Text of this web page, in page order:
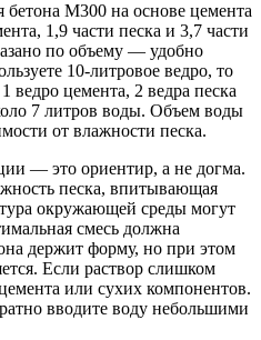
М300 на основе цемента
1,9 части песка и 3,7 части
по объему — удобно
10-литровое ведро, то
ведро цемента, 2 ведра песка
7 литров воды. Объем воды
от влажности песка.
— это ориентир, а не догма.
песка, впитывающая
окружающей среды могут
смесь должна
держит форму, но при этом
Если раствор слишком
или сухих компонентов.
вводите воду небольшими